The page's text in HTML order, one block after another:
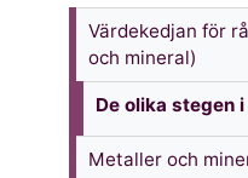
Värdekedjan för
och mineral)
De olika stegen
Metaller och